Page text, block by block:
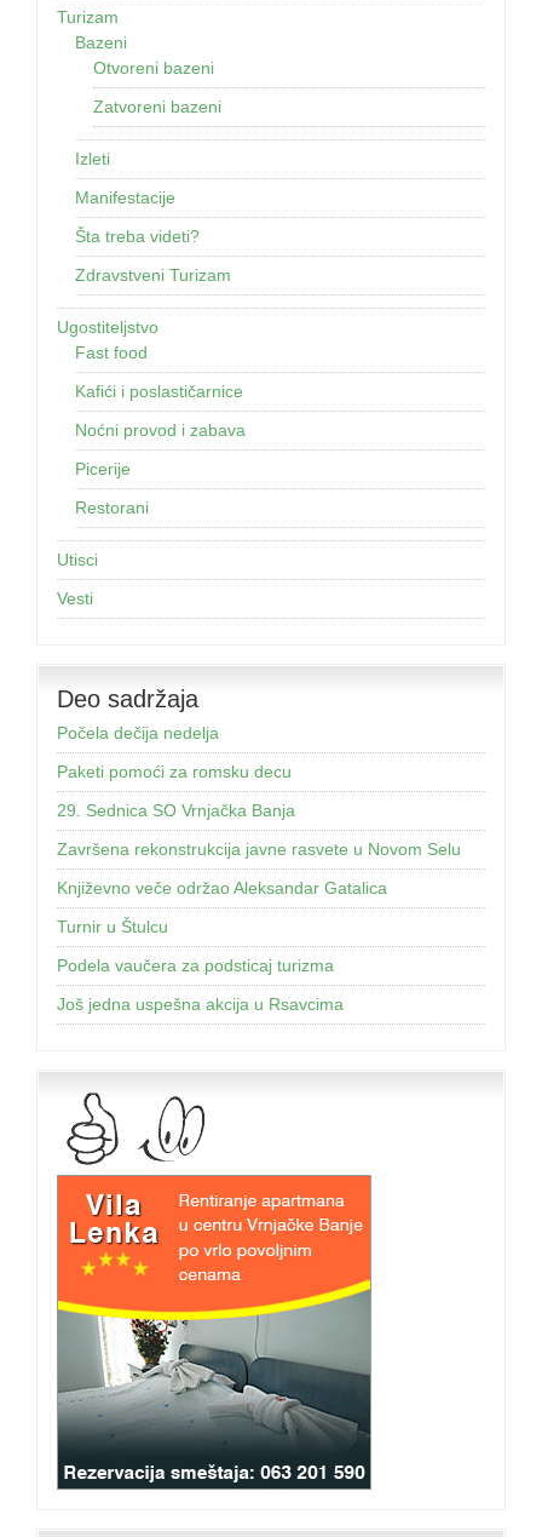
Turizam
Bazeni
Otvoreni bazeni
Zatvoreni bazeni
Izleti
Manifestacije
Šta treba videti?
Zdravstveni Turizam
Ugostiteljstvo
Fast food
Kafići i poslastičarnice
Noćni provod i zabava
Picerije
Restorani
Utisci
Vesti
Deo sadržaja
Počela dečija nedelja
Paketi pomoći za romsku decu
29. Sednica SO Vrnjačka Banja
Završena rekonstrukcija javne rasvete u Novom Selu
Književno veče održao Aleksandar Gatalica
Turnir u Štulcu
Podela vaučera za podsticaj turizma
Još jednа uspešnа аkcijа u Rsаvcimа